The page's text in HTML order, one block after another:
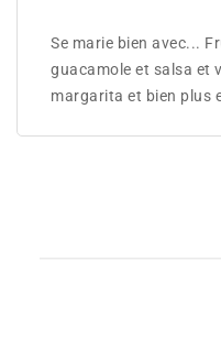
Se marie bien avec...
guacamole et salsa et
margarita et bien plus